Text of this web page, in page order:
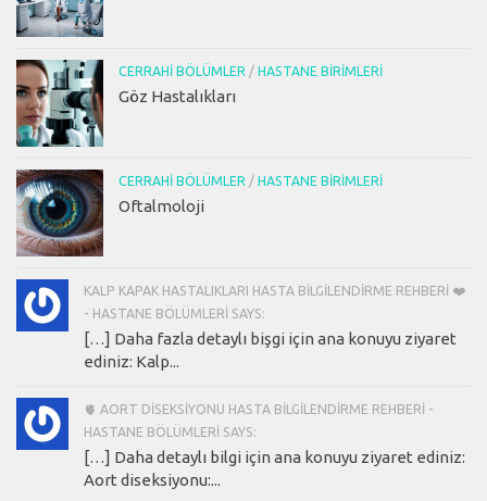
CERRAHI BÖLÜMLER / HASTANE BIRIMLERI
Göz Hastalıkları
CERRAHI BÖLÜMLER / HASTANE BIRIMLERI
Oftalmoloji
KALP KAPAK HASTALIKLARI HASTA BILGILENDIRME REHBERI ❤️
- HASTANE BÖLÜMLERI SAYS:
[…] Daha fazla detaylı bişgi için ana konuyu ziyaret
ediniz: Kalp...
🫀 AORT DISEKSIYONU HASTA BILGILENDIRME REHBERI -
HASTANE BÖLÜMLERI SAYS:
[…] Daha detaylı bilgi için ana konuyu ziyaret ediniz:
Aort diseksiyonu:...